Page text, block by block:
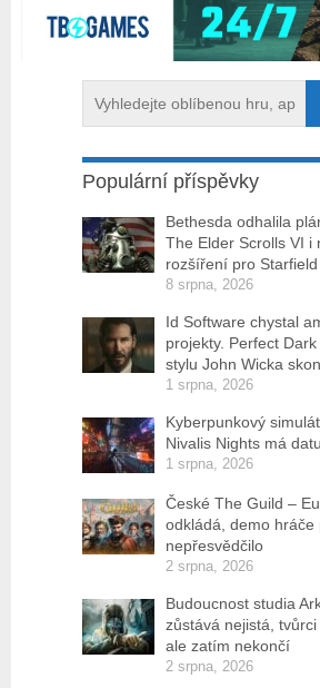
Populární příspěvky
Bethesda odhalila
The Elder Scrolls VI i
rozšíření pro Starfield
8 srpna, 2026
Id Software chystal
projekty. Perfect
stylu John Wicka
1 srpna, 2026
Kyberpunkový
Nivalis Nights má
1 srpna, 2026
České The Guild –
odkládá, demo hráče
nepřesvědčilo
2 srpna, 2026
Budoucnost studia
zůstává nejistá,
ale zatím nekončí
2 srpna, 2026